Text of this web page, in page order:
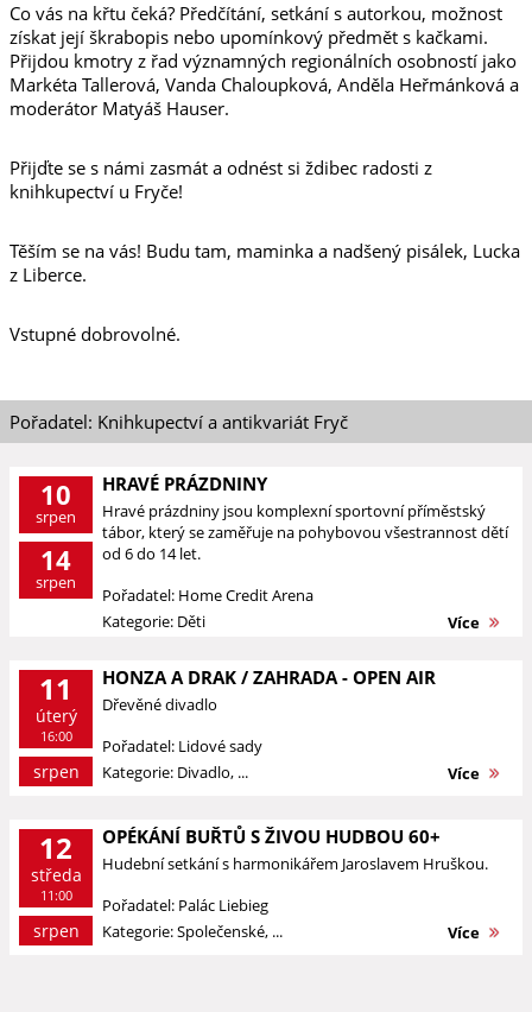
Co vás na křtu čeká? Předčítání, setkání s autorkou, možnost
získat její škrabopis nebo upomínkový předmět s kačkami.
Přijdou kmotry z řad významných regionálních osobností jako
Markéta Tallerová, Vanda Chaloupková, Anděla Heřmánková a
moderátor Matyáš Hauser.
Přijďte se s námi zasmát a odnést si ždibec radosti z
knihkupectví u Fryče!
Těším se na vás! Budu tam, maminka a nadšený pisálek, Lucka
z Liberce.
Vstupné dobrovolné.
Pořadatel: Knihkupectví a antikvariát Fryč
10
srpen
14
srpen
HRAVÉ PRÁZDNINY
Hravé prázdniny jsou komplexní sportovní příměstský
tábor, který se zaměřuje na pohybovou všestrannost dětí
od 6 do 14 let.
Pořadatel: Home Credit Arena
Kategorie: Děti
Více
11
úterý
16:00
srpen
HONZA A DRAK / ZAHRADA - OPEN AIR
Dřevěné divadlo
Pořadatel: Lidové sady
Kategorie: Divadlo, ...
Více
12
středa
11:00
srpen
OPÉKÁNÍ BUŘTŮ S ŽIVOU HUDBOU 60+
Hudební setkání s harmonikářem Jaroslavem Hruškou.
Pořadatel: Palác Liebieg
Kategorie: Společenské, ...
Více